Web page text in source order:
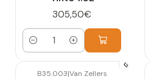
305,50€
Cantidad
B35.003|Van Zellers